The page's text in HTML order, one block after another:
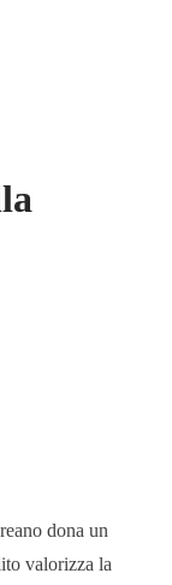
dona un
valorizza la